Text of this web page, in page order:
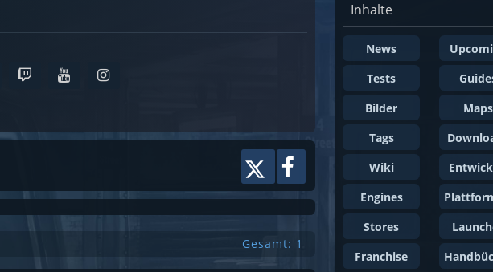
Gesamt: 1
Inhalte
News
Tests
Bilder
Maps
Tags
Wiki
Engines
Stores
Franchise